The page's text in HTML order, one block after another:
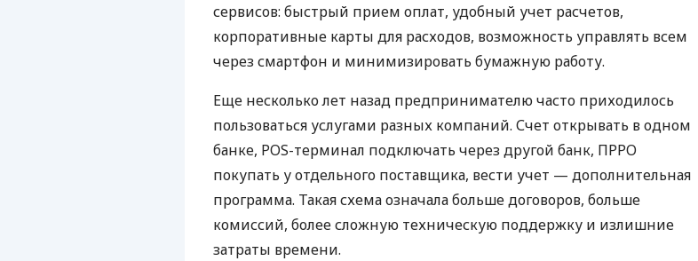
сервисов: быстрый прием оплат, удобный учет расчетов,
корпоративные карты для расходов, возможность управлять всем
через смартфон и минимизировать бумажную работу.
Еще несколько лет назад предпринимателю часто приходилось
пользоваться услугами разных компаний. Счет открывать в одном
банке, POS-терминал подключать через другой банк, ПРРО
покупать у отдельного поставщика, вести учет — дополнительная
программа. Такая схема означала больше договоров, больше
комиссий, более сложную техническую поддержку и излишние
затраты времени.